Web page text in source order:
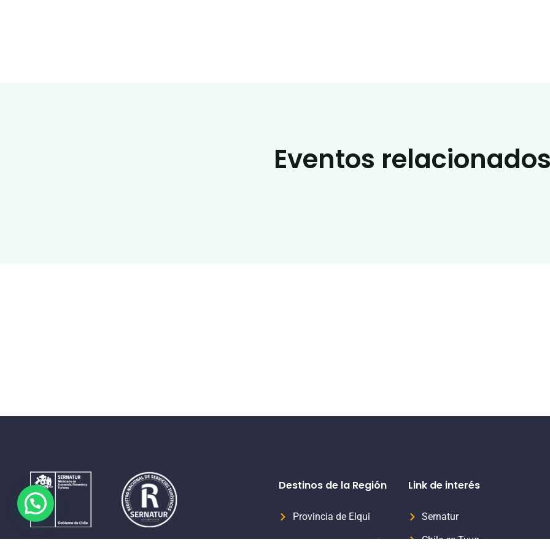
Eventos
Destinos de la Región
Provincia de Elqui
Provincia del Limarí
Link de interés
Sernatur
Chile es Tuyo